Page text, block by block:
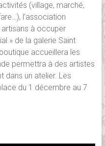
(village, marché,
l’association
artisans à occuper
» de la galerie Saint
accueillera les
permettra à des artistes
dans un atelier. Les
du 1 décembre au 7